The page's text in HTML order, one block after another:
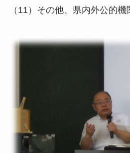
（11）その他、県内外公的